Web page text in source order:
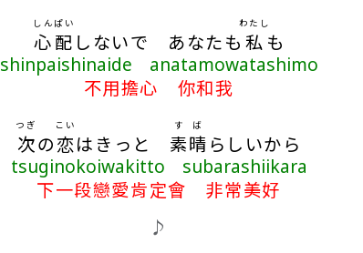
心配
しんぱい
しないで あなたも 私
わたし
も
shinpaishinaide anatamowatashimo
不用擔心 你和我
次
つぎ
の恋
こい
はきっと 素晴
すば
らしいから
tsuginokoiwakitto subarashiikara
下一段戀愛肯定會 非常美好
♪